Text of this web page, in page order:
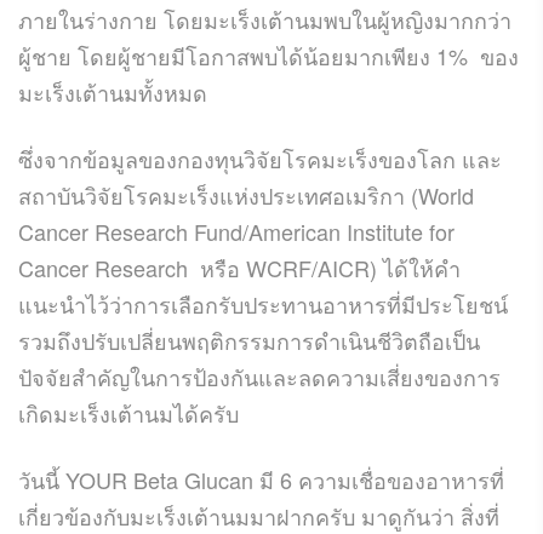
ภายในร่างกาย โดยมะเร็งเต้านมพบในผู้หญิงมากกว่า
ผู้ชาย โดยผู้ชายมีโอกาสพบได้น้อยมากเพียง 1% ของ
มะเร็งเต้านมทั้งหมด
ซึ่งจากข้อมูลของกองทุนวิจัยโรคมะเร็งของโลก และ
สถาบันวิจัยโรคมะเร็งแห่งประเทศอเมริกา (World
Cancer Research Fund/American Institute for
Cancer Research หรือ WCRF/AICR) ได้ให้คำ
แนะนำไว้ว่าการเลือกรับประทานอาหารที่มีประโยชน์
รวมถึงปรับเปลี่ยนพฤติกรรมการดำเนินชีวิตถือเป็น
ปัจจัยสำคัญในการป้องกันและลดความเสี่ยงของการ
เกิดมะเร็งเต้านมได้ครับ
วันนี้ YOUR Beta Glucan มี 6 ความเชื่อของอาหารที่
เกี่ยวข้องกับมะเร็งเต้านมมาฝากครับ มาดูกันว่า สิ่งที่